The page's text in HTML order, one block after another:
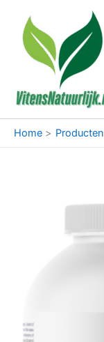
inhoud
Home Producten